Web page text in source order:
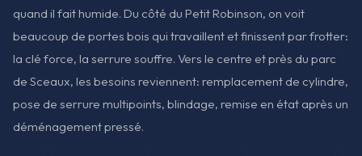
quand il fait humide. Du côté du Petit Robinson, on voit
beaucoup de portes bois qui travaillent et finissent par frotter:
la clé force, la serrure souffre. Vers le centre et près du parc
de Sceaux, les besoins reviennent: remplacement de cylindre,
pose de serrure multipoints, blindage, remise en état après un
déménagement pressé.